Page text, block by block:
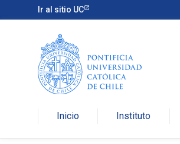
Ir al sitio UC
Inicio Instituto